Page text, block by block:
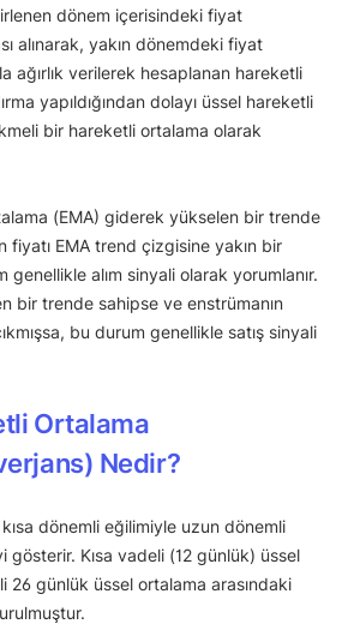
dönem içerisindeki fiyat
alınarak, yakın dönemdeki fiyat
ağırlık verilerek hesaplanan hareketli
yapıldığından dolayı üssel hareketli
bir hareketli ortalama olarak
(EMA) giderek yükselen bir trende
fiyatı EMA trend çizgisine yakın bir
alım sinyali olarak yorumlanır.
bir trende sahipse ve enstrümanın
bu durum genellikle satış sinyali
Ortalama
Nedir?
dönemli eğilimiyle uzun dönemli
gösterir. Kısa vadeli (12 günlük) üssel
26 günlük üssel ortalama arasındaki